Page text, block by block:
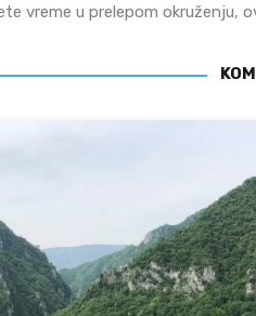
vreme u prelepom okruženju,